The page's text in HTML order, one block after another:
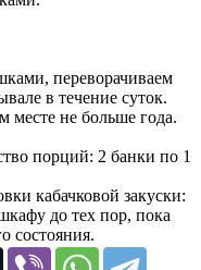
переворачиваем
в течение суток.
месте не больше года.
порций: 2 банки по 1
кабачковой закуски:
до тех пор, пока
состояния.